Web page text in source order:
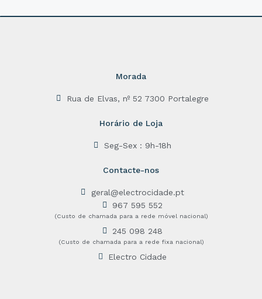
Morada
Rua de Elvas, nº 52 7300 Portalegre
Horário de Loja
Seg-Sex : 9h-18h
Contacte-nos
geral@electrocidade.pt
967 595 552
(Custo de chamada para a rede móvel nacional)
245 098 248
(Custo de chamada para a rede fixa nacional)
Electro Cidade